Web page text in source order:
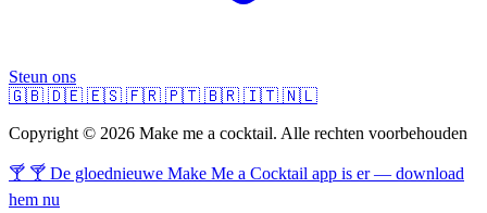
Steun ons
🇬🇧 🇩🇪 🇪🇸 🇫🇷 🇵🇹 🇧🇷 🇮🇹 🇳🇱
Copyright © 2026 Make me a cocktail. Alle rechten voorbehouden
🍸 🍸 De gloednieuwe Make Me a Cocktail app is er — download
hem nu